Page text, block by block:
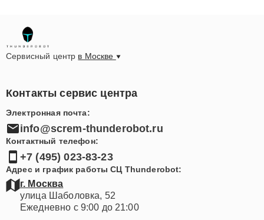
Сервисный центр в Москве
Контакты сервис центра
Электронная почта:
info@screm-thunderobot.ru
Контактный телефон:
+7 (495) 023-83-23
Адрес и график работы СЦ Thunderobot:
г. Москва
улица Шаболовка, 52
Ежедневно с 9:00 до 21:00